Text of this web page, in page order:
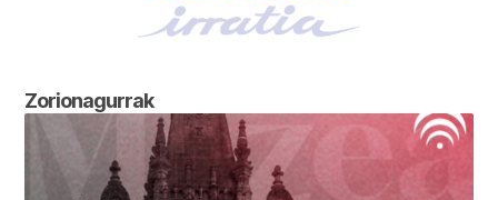
Zorionagurrak